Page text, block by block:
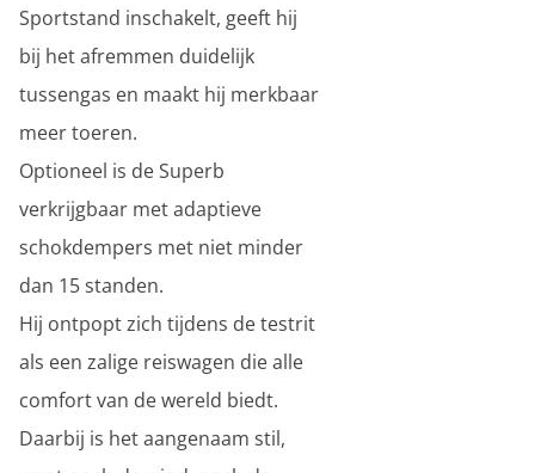
Sportstand inschakelt, geeft hij
bij het afremmen duidelijk
tussengas en maakt hij merkbaar
meer toeren.
Optioneel is de Superb
verkrijgbaar met adaptieve
schokdempers met niet minder
dan 15 standen.
Hij ontpopt zich tijdens de testrit
als een zalige reiswagen die alle
comfort van de wereld biedt.
Daarbij is het aangenaam stil,